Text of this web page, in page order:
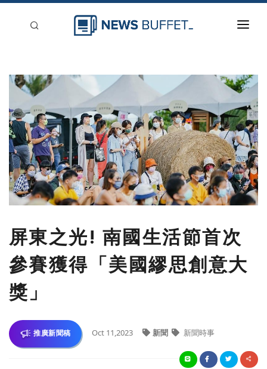
新聞稿分類
登入
刊登
屏東之光! 南國生活節首次
參賽獲得「美國繆思創意大
獎」
推廣新聞稿 Oct 11,2023 新聞 新聞時事